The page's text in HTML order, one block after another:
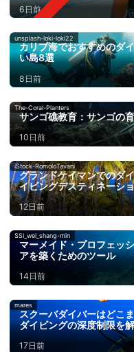
6日前
unsplash-loki-loki22
カリブ海でおすすめのダ
い島8選
8日前
The-Coral-Planters
サンゴ礁教育：サンゴの
10日前
iStock-RomoloTavani
グランドケイマンでのダ
イビングデスティネーシ
12日前
SSI_wei_shang-min
マーメイド・プロフェッ
アを築くためのツール
14日前
mares
スクーバダイバーはどこ
ダイビングの深度制限を
17日前